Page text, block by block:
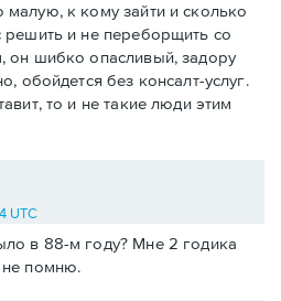
малую, к кому зайти и сколько
решить и не переборщить со
он шибко опасливый, задору
обойдется без консалт-услуг.
то и не такие люди этим
UTC
в 88-м году? Мне 2 годика
не помню.